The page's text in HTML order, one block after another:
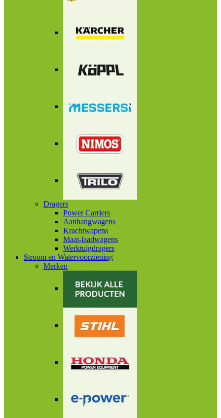
Dragers
Power Carriers
Aanhangwagens
Krachtwapens
Maai-laadwagens
Werktuigdragers
Stroom en Watervoorziening
Merken